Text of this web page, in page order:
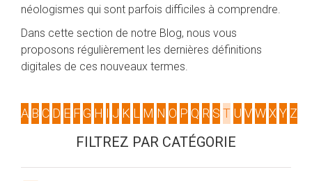
néologismes qui sont parfois difficiles à comprendre.
Dans cette section de notre Blog, nous vous
proposons régulièrement les dernières définitions
digitales de ces nouveaux termes.
A B C D E FG H I J K L M N O P Q R S T U VWXY Z
FILTREZ PAR CATÉGORIE